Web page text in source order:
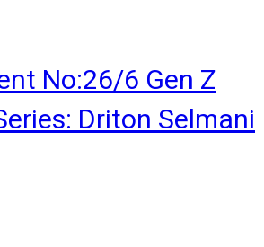
No:26/6 Gen Z
Driton Selmani